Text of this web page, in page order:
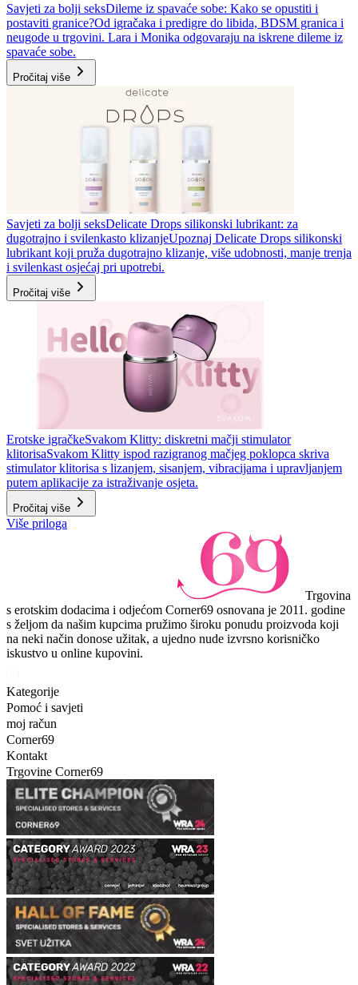
Savjeti za bolji seksDileme iz spavaće sobe: Kako se opustiti i
postaviti granice?Od igračaka i predigre do libida, BDSM granica i
neugode u trgovini. Lara i Monika odgovaraju na iskrene dileme iz
spavaće sobe.
Pročitaj više
Savjeti za bolji seksDelicate Drops silikonski lubrikant: za
dugotrajno i svilenkasto klizanjeUpoznaj Delicate Drops silikonski
lubrikant koji pruža dugotrajno klizanje, više udobnosti, manje trenja
i svilenkast osjećaj pri upotrebi.
Pročitaj više
Erotske igračkeSvakom Klitty: diskretni mačji stimulator
klitorisaSvakom Klitty ispod razigranog mačjeg poklopca skriva
stimulator klitorisa s lizanjem, sisanjem, vibracijama i upravljanjem
putem aplikacije za istraživanje osjeta.
Pročitaj više
Više priloga
Trgovina
s erotskim dodacima i odjećom Corner69 osnovana je 2011. godine
s željom da našim kupcima pružimo široku ponudu proizvoda koji
na neki način donose užitak, a ujedno nude izvrsno korisničko
iskustvo u online kupovini.
Kategorije
Pomoć i savjeti
moj račun
Corner69
Kontakt
Trgovine Corner69